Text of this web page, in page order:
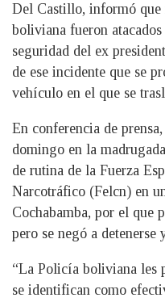
Del Castillo, informó
boliviana fueron
seguridad del ex
de ese incidente que se
vehículo en el que se
En conferencia de
domingo en la
de rutina de la Fuerza
Narcotráfico (Felcn) en
Cochabamba, por el que
pero se negó a detenerse
“La Policía boliviana les
se identifican como